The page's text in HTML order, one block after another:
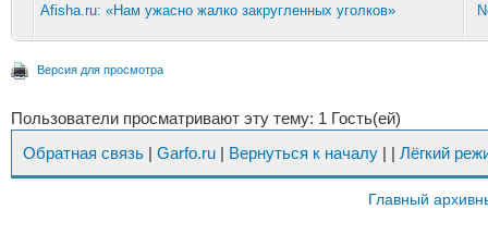
Afisha.ru: «Нам ужасно жалко закругленных уголков»
Версия для просмотра
Пользователи просматривают эту тему: 1 Гость(ей)
Обратная связь | Garfo.ru | Вернуться к началу | | Лёгкий
Главный